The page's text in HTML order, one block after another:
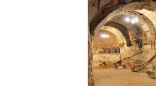
Inauguración del Árbol
Navidad a ganchillo de
Moradillo de Roa